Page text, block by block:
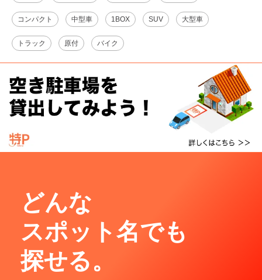
コンパクト 中型車 1BOX SUV 大型車
トラック 原付 バイク
どんな
スポット名でも
探せる。